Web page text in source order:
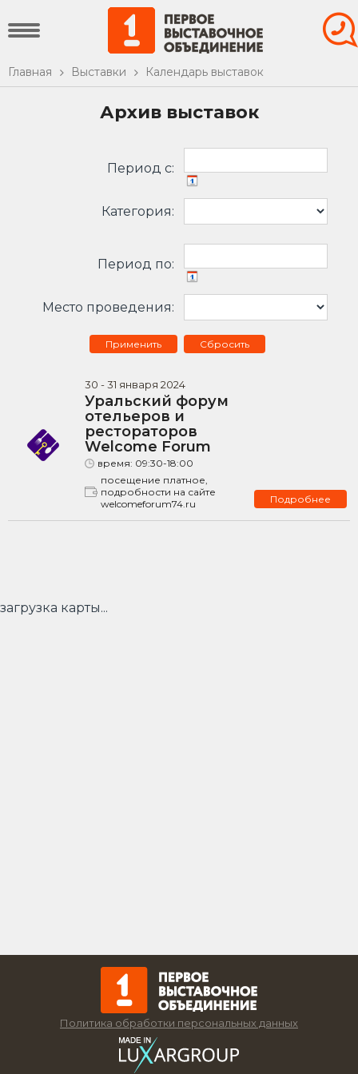
Главная Выставки Календарь выставок
Архив выставок
Период c:
Категория:
Период по:
Место проведения:
Сбросить
30 -31 января 2024
Уральский форум
отельеров и
рестораторов
Welcome Forum
время: 09:30-18:00
посещение платное,
подробности на сайте
welcomeforum74.ru
Подробнее
загрузка карты...
Политика обработки персональных данных